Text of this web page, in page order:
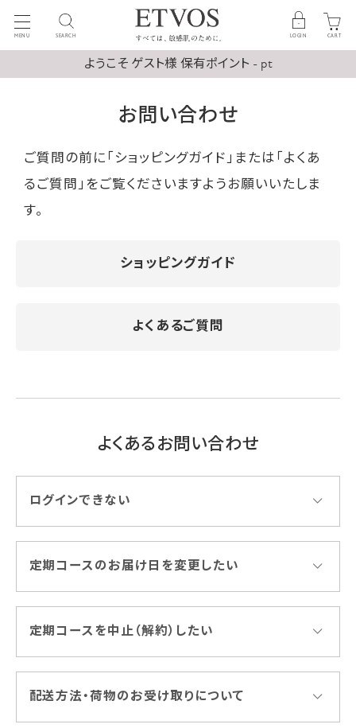
MENU SEARCH LOGIN CART
ようこそ ゲスト様 保有ポイント - pt
お問い合わせ
ご質問の前に「ショッピングガイド」または「よくあ
るご質問」をご覧くださいますようお願いいたしま
す。
ショッピングガイド
よくあるご質問
よくあるお問い合わせ
ログインできない
定期コースのお届け日を変更したい
定期コースを中止（解約）したい
配送方法・荷物のお受け取りについて